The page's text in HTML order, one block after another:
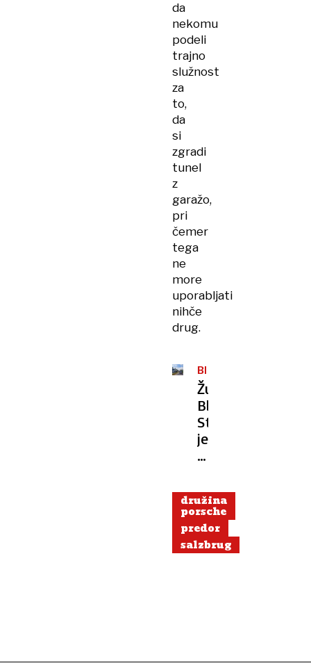
da
nekomu
podeli
trajno
služnost
za
to,
da
si
zgradi
tunel
z
garažo,
pri
čemer
tega
ne
more
uporabljati
nihče
drug.
BLEJSKA
OBVOZNICA
Župan
Bleda:
Stanje
je
nevzdržno,
se
izseljujejo
družina
porsche
predor
salzbrug